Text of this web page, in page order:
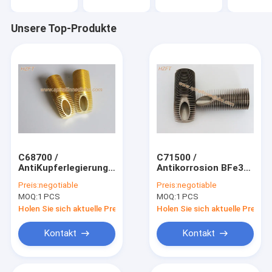
Unsere Top-Produkte
C68700 /
AntiKupferlegierungs-
Rippenrohr der
korrosions-C44300
für Boots-
Preis:negotiable
MOQ:1 PCS
Holen Sie sich aktuelle Preis
Kontakt
C71500 /
Antikorrosion BFe30-
Spiralen-Rippenrohr
für Meerwasser-
Wärmetauscher
Preis:negotiable
MOQ:1 PCS
Holen Sie sich aktuelle Preis
Kontakt